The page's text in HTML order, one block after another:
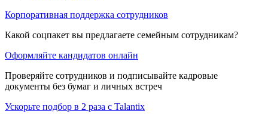
Корпоративная поддержка сотрудников
Какой соцпакет вы предлагаете семейным сотрудникам?
Оформляйте кандидатов онлайн
Проверяйте сотрудников и подписывайте кадровые
документы без бумаг и личных встреч
Ускорьте подбор в 2 раза с Talantix